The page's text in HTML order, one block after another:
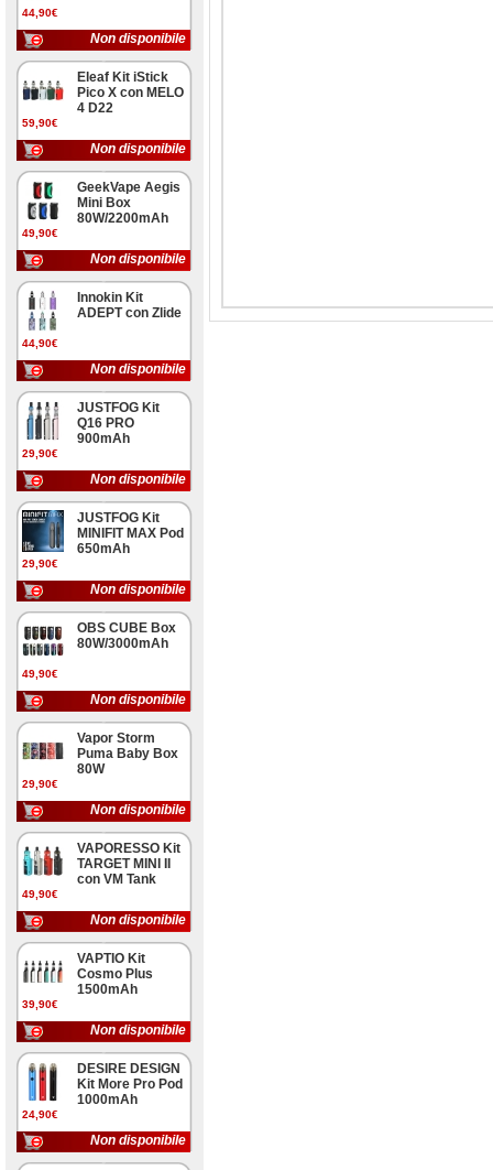
44,90€
Non disponibile
59,90€
Eleaf Kit iStick
Pico X con MELO
4 D22
Non disponibile
49,90€
GeekVape Aegis
Mini Box
80W/2200mAh
Non disponibile
44,90€
Innokin Kit
ADEPT con Zlide
Non disponibile
29,90€
JUSTFOG Kit
Q16 PRO
900mAh
Non disponibile
29,90€
JUSTFOG Kit
MINIFIT MAX Pod
650mAh
Non disponibile
49,90€
OBS CUBE Box
80W/3000mAh
Non disponibile
29,90€
Vapor Storm
Puma Baby Box
80W
Non disponibile
49,90€
VAPORESSO Kit
TARGET MINI II
con VM Tank
Non disponibile
39,90€
VAPTIO Kit
Cosmo Plus
1500mAh
Non disponibile
24,90€
DESIRE DESIGN
Kit More Pro Pod
1000mAh
Non disponibile